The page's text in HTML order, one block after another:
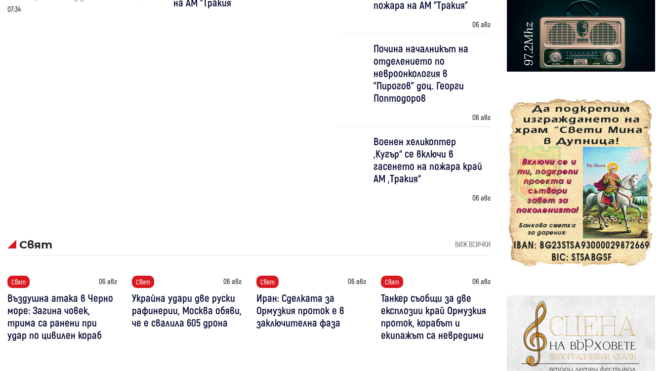
07:34
пожара на АМ "Тракия"
06 авг
Почина началникът на
отделението по
невроонкология в
"Пирогов" доц. Георги
Поптодоров
06 авг
Военен хеликоптер
„Кугър“ се включи в
гасенето на пожара край
АМ „Тракия“
06 авг
Свят ВИЖ ВСИЧКИ
Свят 06 авг
Въздушна атака в Черно
море: Загина човек,
трима са ранени при
удар по цивилен кораб
Свят 06 авг
Украйна удари две руски
рафинерии, Москва обяви,
че е свалила 605 дрона
Свят 06 авг
Иран: Сделката за
Ормузкия проток е в
заключителна фаза
Свят 06 авг
Танкер съобщи за две
експлозии край Ормузкия
проток, корабът и
екипажът са невредими